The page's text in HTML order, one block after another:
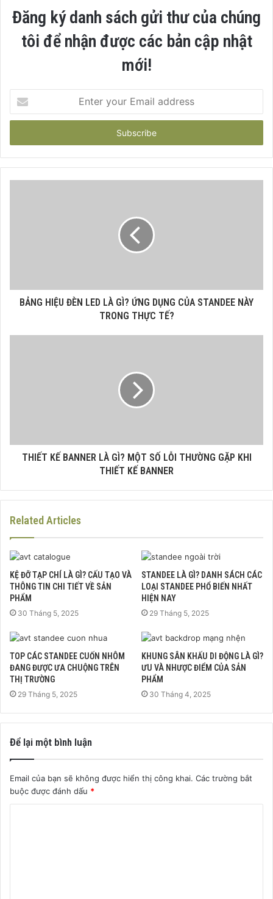
Đăng ký danh sách gửi thư của chúng
tôi để nhận được các bản cập nhật
mới!
your
Email
BẢNG HIỆU ĐÈN LED LÀ GÌ? ỨNG DỤNG CỦA STANDEE NÀY
TRONG THỰC TẾ?
THIẾT KẾ BANNER LÀ GÌ? MỘT SỐ LỖI THƯỜNG GẶP KHI
THIẾT KẾ BANNER
Related Articles
KỆ ĐỠ TẠP CHÍ LÀ GÌ? CẤU TẠO VÀ
THÔNG TIN CHI TIẾT VỀ SẢN
PHẨM
30 Tháng 5, 2025
STANDEE LÀ GÌ? DANH SÁCH CÁC
LOẠI STANDEE PHỔ BIẾN NHẤT
HIỆN NAY
29 Tháng 5, 2025
TOP CÁC STANDEE CUỐN NHÔM
ĐANG ĐƯỢC ƯA CHUỘNG TRÊN
THỊ TRƯỜNG
29 Tháng 5, 2025
KHUNG SÂN KHẤU DI ĐỘNG LÀ GÌ?
ƯU VÀ NHƯỢC ĐIỂM CỦA SẢN
PHẨM
30 Tháng 4, 2025
Để lại một bình luận
Email của bạn sẽ không được hiển thị công khai. Các trường bắt
buộc được đánh dấu *